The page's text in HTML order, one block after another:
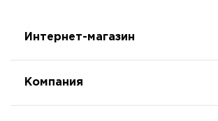
Интернет-магазин
Компания